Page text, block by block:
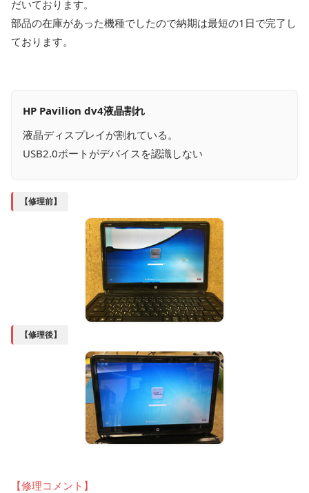
だいております。
部品の在庫があった機種でしたので納期は最短の1日で完了し
ております。
HP Pavilion dv4液晶割れ
液晶ディスプレイが割れている。
USB2.0ポートがデバイスを認識しない
【修理前】
【修理後】
【修理コメント】